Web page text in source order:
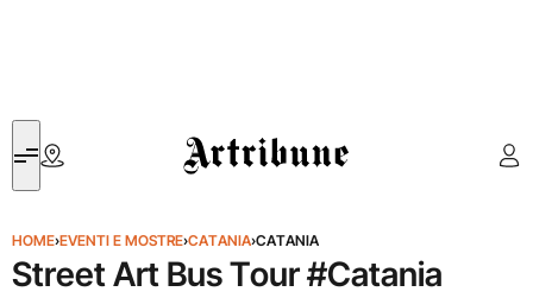
Artribune
HOME›EVENTI E MOSTRE›CATANIA›CATANIA
Street Art Bus Tour #Catania